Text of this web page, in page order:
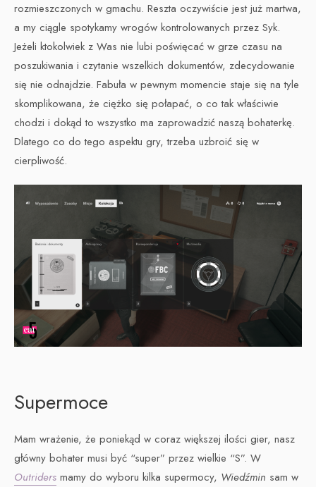
rozmieszczonych w gmachu. Reszta oczywiście jest już martwa,
a my ciągle spotykamy wrogów kontrolowanych przez Syk.
Jeżeli ktokolwiek z Was nie lubi poświęcać w grze czasu na
poszukiwania i czytanie wszelkich dokumentów, zdecydowanie
się nie odnajdzie. Fabuła w pewnym momencie staje się na tyle
skomplikowana, że ciężko się połapać, o co tak właściwie
chodzi i dokąd to wszystko ma zaprowadzić naszą bohaterkę.
Dlatego co do tego aspektu gry, trzeba uzbroić się w
cierpliwość.
Supermoce
Mam wrażenie, że poniekąd w coraz większej ilości gier, nasz
główny bohater musi być “super” przez wielkie “S”. W
Outriders mamy do wyboru kilka supermocy, Wiedźmin sam w